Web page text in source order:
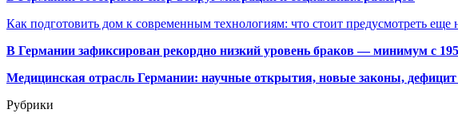
Как подготовить дом к современным технологиям: что стоит предусмотреть еще
В Германии зафиксирован рекордно низкий уровень браков — минимум с
Медицинская отрасль Германии: научные открытия, новые законы, дефицит
Рубрики